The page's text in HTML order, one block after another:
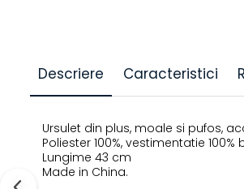
Descriere Caracteristici
Ursulet din plus, moale si pufos,
Poliester 100%, vestimentatie
Lungime 43 cm
Made in China.